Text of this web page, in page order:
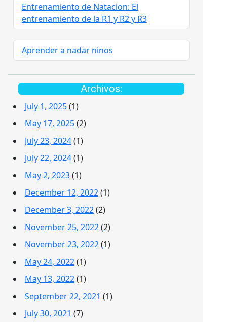
Entrenamiento de Natacion: El
entrenamiento de la R1 y R2 y R3
Aprender a nadar ninos
Archivos:
July 1, 2025(1)
May 17, 2025(2)
July 23, 2024(1)
July 22, 2024(1)
May 2, 2023(1)
December 12, 2022(1)
December 3, 2022(2)
November 25, 2022(2)
November 23, 2022(1)
May 24, 2022(1)
May 13, 2022(1)
September 22, 2021 (1)
July 30, 2021 (7)